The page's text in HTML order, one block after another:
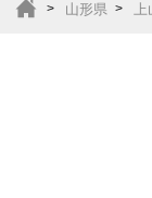
山形県